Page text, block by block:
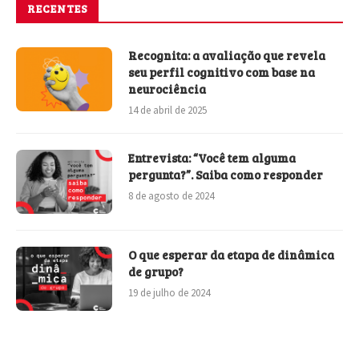
RECENTES
Recognita: a avaliação que revela
seu perfil cognitivo com base na
neurociência
14 de abril de 2025
Entrevista: “Você tem alguma
pergunta?”. Saiba como responder
8 de agosto de 2024
O que esperar da etapa de dinâmica
de grupo?
19 de julho de 2024